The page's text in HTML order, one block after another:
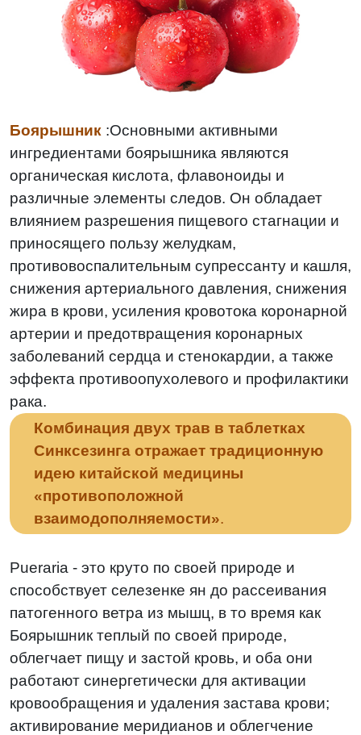
Боярышник :Основными активными
ингредиентами боярышника являются
органическая кислота, флавоноиды и
различные элементы следов. Он обладает
влиянием разрешения пищевого стагнации и
приносящего пользу желудкам,
противовоспалительным супрессанту и кашля,
снижения артериального давления, снижения
жира в крови, усиления кровотока коронарной
артерии и предотвращения коронарных
заболеваний сердца и стенокардии, а также
эффекта противоопухолевого и профилактики
рака.
Комбинация двух трав в таблетках
Синксезинга отражает традиционную
идею китайской медицины
«противоположной
взаимодополняемости».
Pueraria - это круто по своей природе и
способствует селезенке ян до рассеивания
патогенного ветра из мышц, в то время как
Боярышник теплый по своей природе,
облегчает пищу и застой кровь, и оба они
работают синергетически для активации
кровообращения и удаления застава крови;
активирование меридианов и облегчение